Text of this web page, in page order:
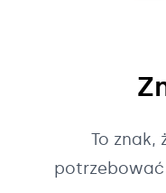
To znak,